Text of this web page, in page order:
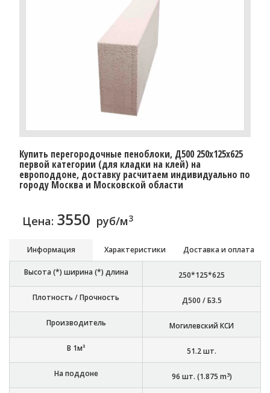
Купить перегородочные пеноблоки, Д500 250x125x625
первой категории (для кладки на клей) на
европоддоне, доставку расчитаем индивидуально по
городу Москва и Московской области
Цена: 3550 руб/м3
Информация Характеристики Доставка и оплата
Высота (*) ширина (*) длина 250*125*625
Плотность / Прочность Д500 / Б3.5
Производитель Могилевский КСИ
В 1м³ 51.2шт.
На поддоне 96 шт. (1.875 m3)